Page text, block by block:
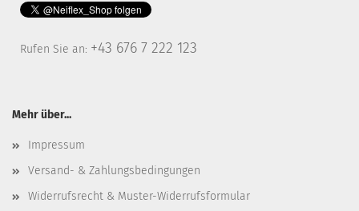
Rufen Sie an: +43 676 7 222 123
Mehr über...
Impressum
Versand- & Zahlungsbedingungen
Widerrufsrecht & Muster-Widerrufsformular